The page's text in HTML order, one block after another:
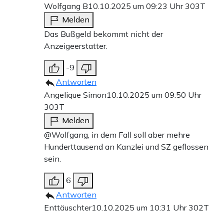
Wolfgang B10.10.2025 um 09:23 Uhr303T
Melden
Das Bußgeld bekommt nicht der
Anzeigeerstatter.
-9
Antworten
Angelique Simon10.10.2025 um 09:50 Uhr
303T
Melden
@Wolfgang, in dem Fall soll aber mehre
Hunderttausend an Kanzlei und SZ geflossen
sein.
6
Antworten
Enttäuschter10.10.2025 um 10:31 Uhr302T